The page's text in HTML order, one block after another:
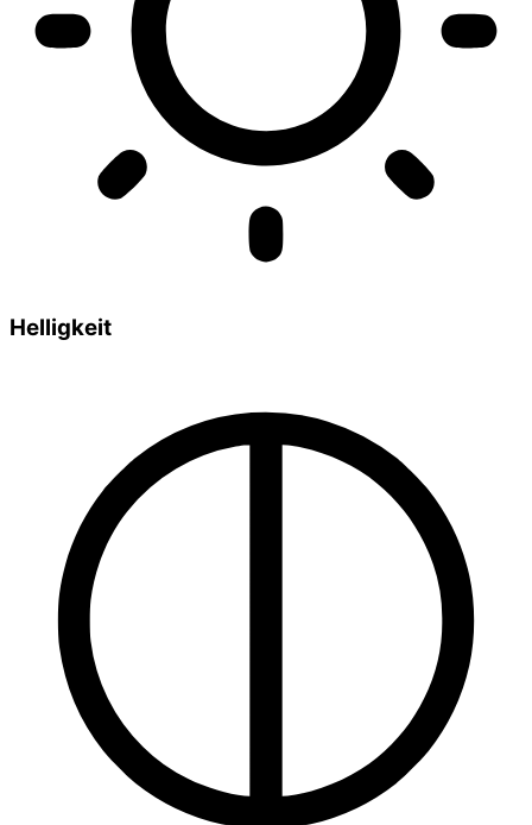
Helligkeit